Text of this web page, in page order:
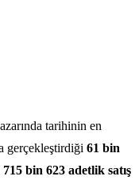
tarihinin en
gerçekleştirdiği 61 bin
715 bin 623 adetlik satış